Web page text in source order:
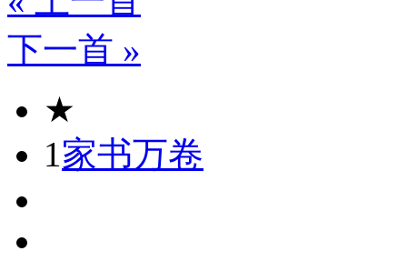
下一首 »
★
1家书万卷